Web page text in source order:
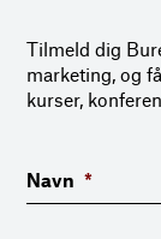
Tilmeld dig
marketing, og
kurser,
Navn *